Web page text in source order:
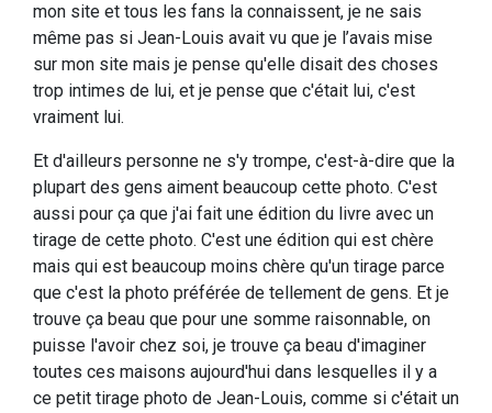
mon site et tous les fans la connaissent, je ne sais
même pas si Jean-Louis avait vu que je l’avais mise
sur mon site mais je pense qu'elle disait des choses
trop intimes de lui, et je pense que c'était lui, c'est
vraiment lui.
Et d'ailleurs personne ne s'y trompe, c'est-à-dire que la
plupart des gens aiment beaucoup cette photo. C'est
aussi pour ça que j'ai fait une édition du livre avec un
tirage de cette photo. C'est une édition qui est chère
mais qui est beaucoup moins chère qu'un tirage parce
que c'est la photo préférée de tellement de gens. Et je
trouve ça beau que pour une somme raisonnable, on
puisse l'avoir chez soi, je trouve ça beau d'imaginer
toutes ces maisons aujourd'hui dans lesquelles il y a
ce petit tirage photo de Jean-Louis, comme si c'était un